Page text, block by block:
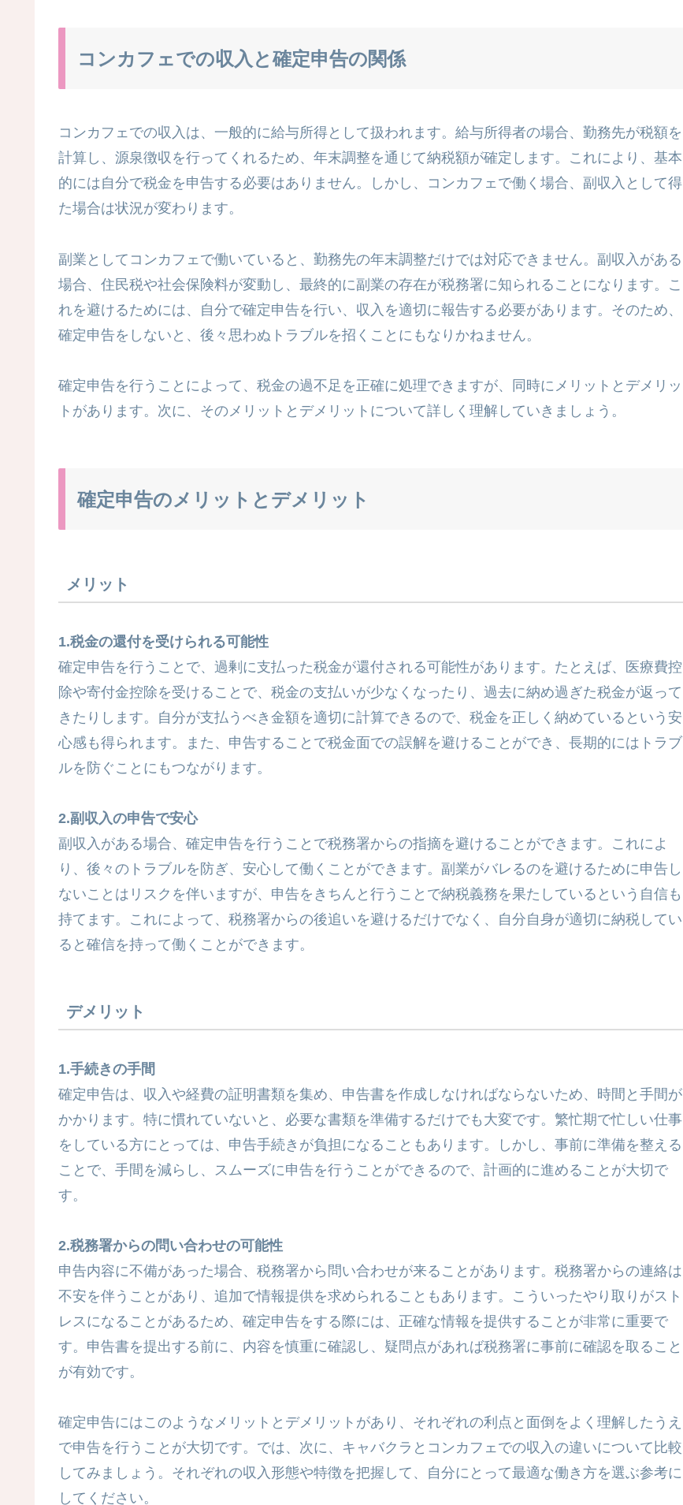
コンカフェでの収入と確定申告の関係
コンカフェでの収入は、一般的に給与所得として扱われます。給与所得者の場合、勤務先が税額を
計算し、源泉徴収を行ってくれるため、年末調整を通じて納税額が確定します。これにより、基本
的には自分で税金を申告する必要はありません。しかし、コンカフェで働く場合、副収入として得
た場合は状況が変わります。
副業としてコンカフェで働いていると、勤務先の年末調整だけでは対応できません。副収入がある
場合、住民税や社会保険料が変動し、最終的に副業の存在が税務署に知られることになります。こ
れを避けるためには、自分で確定申告を行い、収入を適切に報告する必要があります。そのため、
確定申告をしないと、後々思わぬトラブルを招くことにもなりかねません。
確定申告を行うことによって、税金の過不足を正確に処理できますが、同時にメリットとデメリッ
トがあります。次に、そのメリットとデメリットについて詳しく理解していきましょう。
確定申告のメリットとデメリット
メリット
1.税金の還付を受けられる可能性
確定申告を行うことで、過剰に支払った税金が還付される可能性があります。たとえば、医療費控
除や寄付金控除を受けることで、税金の支払いが少なくなったり、過去に納め過ぎた税金が返って
きたりします。自分が支払うべき金額を適切に計算できるので、税金を正しく納めているという安
心感も得られます。また、申告することで税金面での誤解を避けることができ、長期的にはトラブ
ルを防ぐことにもつながります。
2.副収入の申告で安心
副収入がある場合、確定申告を行うことで税務署からの指摘を避けることができます。これによ
り、後々のトラブルを防ぎ、安心して働くことができます。副業がバレるのを避けるために申告し
ないことはリスクを伴いますが、申告をきちんと行うことで納税義務を果たしているという自信も
持てます。これによって、税務署からの後追いを避けるだけでなく、自分自身が適切に納税してい
ると確信を持って働くことができます。
デメリット
1.手続きの手間
確定申告は、収入や経費の証明書類を集め、申告書を作成しなければならないため、時間と手間が
かかります。特に慣れていないと、必要な書類を準備するだけでも大変です。繁忙期で忙しい仕事
をしている方にとっては、申告手続きが負担になることもあります。しかし、事前に準備を整える
ことで、手間を減らし、スムーズに申告を行うことができるので、計画的に進めることが大切で
す。
2.税務署からの問い合わせの可能性
申告内容に不備があった場合、税務署から問い合わせが来ることがあります。税務署からの連絡は
不安を伴うことがあり、追加で情報提供を求められることもあります。こういったやり取りがスト
レスになることがあるため、確定申告をする際には、正確な情報を提供することが非常に重要で
す。申告書を提出する前に、内容を慎重に確認し、疑問点があれば税務署に事前に確認を取ること
が有効です。
確定申告にはこのようなメリットとデメリットがあり、それぞれの利点と面倒をよく理解したうえ
で申告を行うことが大切です。では、次に、キャバクラとコンカフェでの収入の違いについて比較
してみましょう。それぞれの収入形態や特徴を把握して、自分にとって最適な働き方を選ぶ参考に
してください。